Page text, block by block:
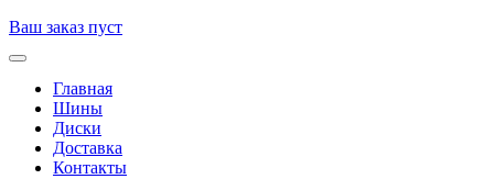
Ваш заказ пуст
Главная
Шины
Диски
Доставка
Контакты